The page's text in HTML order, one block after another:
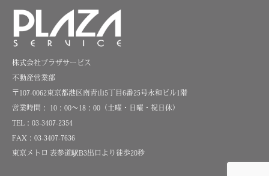
株式会社プラザサービス
不動産営業部
〒107-0062東京都港区南青山5丁目6番25号永和ビル1階
営業時間： 10：00～18：00（土曜・日曜・祝日休）
TEL：03-3407-2354
FAX：03-3407-7636
東京メトロ 表参道駅B3出口より徒歩20秒